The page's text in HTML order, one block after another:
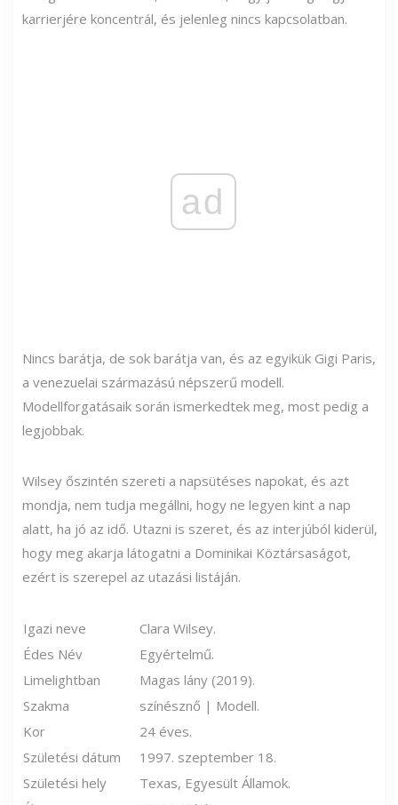
karrierjére koncentrál, és jelenleg nincs kapcsolatban.
ad
Nincs barátja, de sok barátja van, és az egyikük Gigi Paris,
a venezuelai származású népszerű modell.
Modellforgatásaik során ismerkedtek meg, most pedig a
legjobbak.
Wilsey őszintén szereti a napsütéses napokat, és azt
mondja, nem tudja megállni, hogy ne legyen kint a nap
alatt, ha jó az idő. Utazni is szeret, és az interjúból kiderül,
hogy meg akarja látogatni a Dominikai Köztársaságot,
ezért is szerepel az utazási listáján.
Igazi neve
Clara Wilsey.
Édes Név
Egyértelmű.
Limelightban
Magas lány (2019).
Szakma
színésznő | Modell.
Kor
24 éves.
Születési dátum
1997. szeptember 18.
Születési hely
Texas, Egyesült Államok.